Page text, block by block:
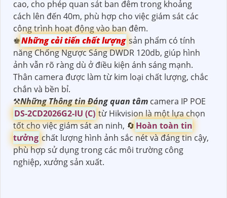
cao, cho phép quan sát ban đêm trong khoảng
cách lên đến 40m, phù hợp cho việc giám sát các
công trình hoạt động vào ban đêm.
♚Những cải tiến chất lượng sản phẩm có tính
năng Chống Ngược Sáng DWDR 120db, giúp hình
ảnh vẫn rõ ràng dù ở điều kiện ánh sáng mạnh.
Thân camera được làm từ kim loại chất lượng, chắc
chắn và bền bỉ.
⚒Những Thông tin Đáng quan tâm camera IP POE
DS-2CD2026G2-IU (C) từ Hikvision là một lựa chọn
tốt cho việc giám sát an ninh, 🔄 Hoàn toàn tin
tưởng chất lượng hình ảnh sắc nét và đáng tin cậy,
phù hợp sử dụng trong các môi trường công
nghiệp, xưởng sản xuất.